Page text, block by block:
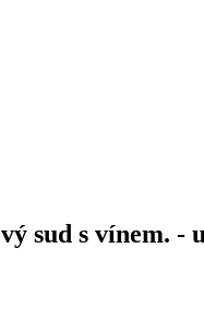
sud s vínem. -